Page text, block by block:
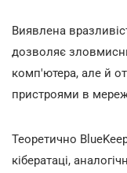
Виявлена
дозволяє
комп'ютера, але й
пристроями в
Теоретично
кібератаці,